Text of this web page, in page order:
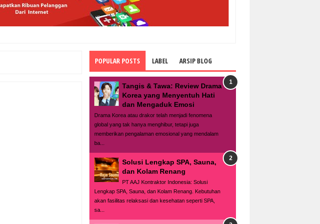
POPULAR POSTS LABEL ARSIP BLOG
Tangis & Tawa: Review Drama
Korea yang Menyentuh Hati
dan Mengaduk Emosi
Drama Korea atau drakor telah menjadi fenomena
global yang tak hanya menghibur, tetapi juga
memberikan pengalaman emosional yang mendalam
ba...
Solusi Lengkap SPA, Sauna,
dan Kolam Renang
PT AAJ Kontraktor Indonesia: Solusi
Lengkap SPA, Sauna, dan Kolam Renang. Kebutuhan
akan fasilitas relaksasi dan kesehatan seperti SPA,
sa...